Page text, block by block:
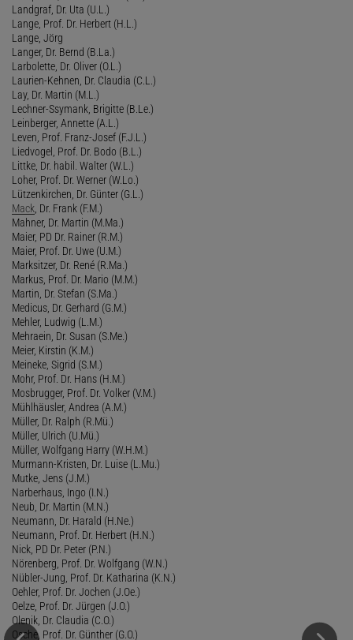
Landgraf, Dr. Uta (U.L.)
Lange, Prof. Dr. Herbert (H.L.)
Lange, Jörg
Langer, Dr. Bernd (B.La.)
Larbolette, Dr. Oliver (O.L.)
Laurien-Kehnen, Dr. Claudia (C.L.)
Lay, Dr. Martin (M.L.)
Lechner-Ssymank, Brigitte (B.Le.)
Leinberger, Annette (A.L.)
Leven, Prof. Franz-Josef (F.J.L.)
Liedvogel, Prof. Dr. Bodo (B.L.)
Littke, Dr. habil. Walter (W.L.)
Loher, Prof. Dr. Werner (W.Lo.)
Lützenkirchen, Dr. Günter (G.L.)
Mack , Dr. Frank (F.M.)
Mahner, Dr. Martin (M.Ma.)
Maier, PD Dr. Rainer (R.M.)
Maier, Prof. Dr. Uwe (U.M.)
Marksitzer, Dr. René (R.Ma.)
Markus, Prof. Dr. Mario (M.M.)
Martin, Dr. Stefan (S.Ma.)
Medicus, Dr. Gerhard (G.M.)
Mehler, Ludwig (L.M.)
Mehraein, Dr. Susan (S.Me.)
Meier, Kirstin (K.M.)
Meineke, Sigrid (S.M.)
Mohr, Prof. Dr. Hans (H.M.)
Mosbrugger, Prof. Dr. Volker (V.M.)
Mühlhäusler, Andrea (A.M.)
Müller, Dr. Ralph (R.Mü.)
Müller, Ulrich (U.Mü.)
Müller, Wolfgang Harry (W.H.M.)
Murmann-Kristen, Dr. Luise (L.Mu.)
Mutke, Jens (J.M.)
Narberhaus, Ingo (I.N.)
Neub, Dr. Martin (M.N.)
Neumann, Dr. Harald (H.Ne.)
Neumann, Prof. Dr. Herbert (H.N.)
Nick, PD Dr. Peter (P.N.)
Nörenberg, Prof. Dr. Wolfgang (W.N.)
Nübler-Jung, Prof. Dr. Katharina (K.N.)
Oehler, Prof. Dr. Jochen (J.Oe.)
Oelze, Prof. Dr. Jürgen (J.O.)
Olenik, Dr. Claudia (C.O.)
Osche, Prof. Dr. Günther (G.O.)